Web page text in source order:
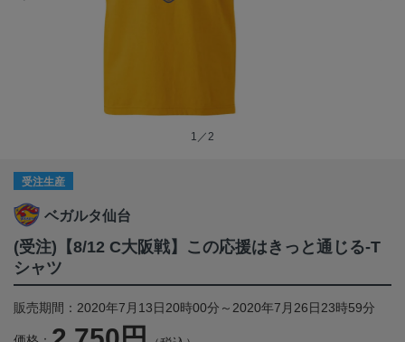
1／2
受注生産
ベガルタ仙台
(受注)【8/12 C大阪戦】この応援はきっと通じる-T
シャツ
販売期間：2020年7月13日20時00分～2020年7月26日23時59分